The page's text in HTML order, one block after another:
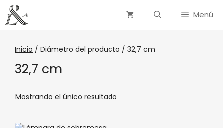
Menú
Inicio / Diámetro del producto / 32,7 cm
32,7 cm
Mostrando el único resultado